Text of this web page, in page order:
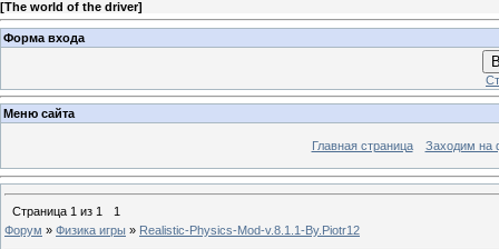
[The world of the driver]
Форма входа
Меню сайта
Главная страница Заходим на
Страница 1 из 1
1
Форум » Физика игры » Realistic-Physics-Mod-v.8.1.1-By.Piotr12